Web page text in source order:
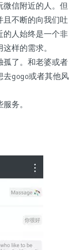
信附近的人。但
且不断的向我们吐
的人始终是一个非
样的需求。
孤了。和老婆或者
gogo或者其他风
务。